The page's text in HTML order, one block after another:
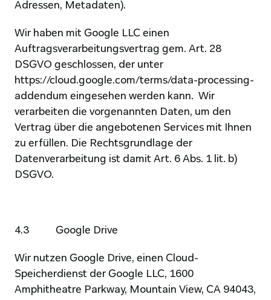
Adressen, Metadaten).
Wir haben mit Google LLC einen
Auftragsverarbeitungsvertrag gem. Art. 28
https://cloud.google.com/terms/data-processing-
addendum eingesehen werden kann.  Wir
verarbeiten die vorgenannten Daten, um den
Vertrag über die angebotenen Services mit Ihnen
zu erfüllen. Die Rechtsgrundlage der
Datenverarbeitung ist damit Art. 6 Abs. 1 lit. b)
DSGVO.
4.3           Google Drive
Wir nutzen Google Drive, einen Cloud-
Speicherdienst der Google LLC, 1600
Amphitheatre Parkway, Mountain View, CA 94043,